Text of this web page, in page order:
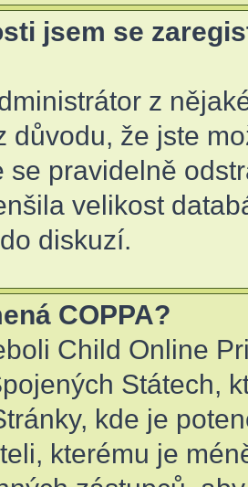
jsem se
z
důvodu, že jste
se pravidelně
velikost
diskuzí.
COPPA?
Child Online
Státech,
kde je
kterému je